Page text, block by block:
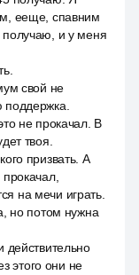
ееще, спавним
получаю, и у меня
свой не
не прокачал. В
твоя.
призвать. А
на мечи играть.
но потом нужна
действительно
этого они не